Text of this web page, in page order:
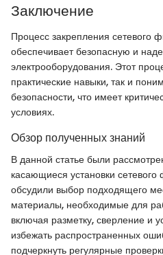
Заключение
Процесс закрепления сетевого
обеспечивает безопасную и
электрооборудования. Этот
практические навыки, так и
безопасности, что имеет
условиях.
Обзор полученных знаний
В данной статье были
касающиеся установки
обсудили выбор подходящего
материалы, необходимые для
включая разметку, сверление и
избежать распространенных
подчеркнуть регулярные